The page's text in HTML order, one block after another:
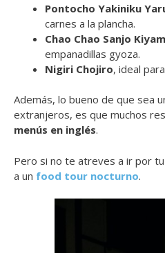
Pontocho Yakiniku
carnes a la plancha.
Chao Chao Sanjo
empanadillas gyoza.
Nigiri Chojiro, ideal
Además, lo bueno de que sea
extranjeros, es que muchos
menús en inglés.
Pero si no te atreves a ir por
a un food tour nocturno.